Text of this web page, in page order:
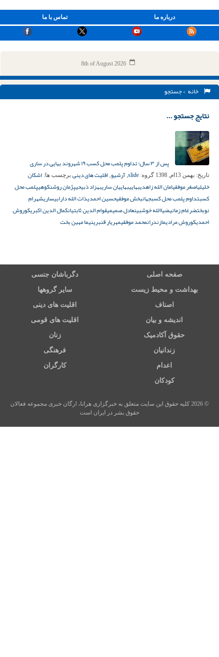
تماس با ما درباره ما
8th of August 2026
خانه > جستجو
نتایج جستجو ...
پس از ۳ سال؛ تداوم پلمب محل کسب ۱۹ شهروند بهایی در ساری
تاریخ: بهمن 13ام, 1398 گروه: slide
, آرشیو, اقلیت های دینی برچسب ها: اشکان
خلیلیاصغر موفقیامان الله زاهدیبهاییبهاییان ساریبهزاد ذبیحیپژمان روشنکوهیپلمب محل
کسبتداوم پلمب محل کسبجهانبخش موفقیحسین احمدیذات الله دارابیساریشهرام
نوبختضرغام زمانیضیاالله خوشبینعادل صمیمیقوام الدین ثابتیانکمال الدین اکبریکوروش
احمدیکوروش مرادیمازندرانمحمد موفقیمهریار قنبرینیما مهین بخت
صفحه اصلی دگرباشان جنسی
بهداشت و محیط زیست سایر گروهها
اصناف اقلیت های دینی
اندیشه و بیان اقلیت های قومی
حقوق آکادمیک زنان
زندانیان فرهنگی
اعدام کارگران
کودکان
© 2026 کلیه حقوق این سایت متعلق به خبرگزاری هرانا، ارگان خبری مجموعه فعالان
حقوق بشر در ایران است